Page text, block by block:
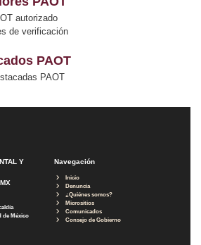
autorizado
de verificación
PAOT
PAOT
Y
de México
Navegación
Inicio
Denuncia
¿Quiénes somos?
Micrositios
Comunicados
Consejo de Gobierno